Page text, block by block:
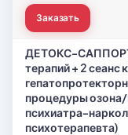
Заказать
ДЕТОКС-
терапий + 2 сеанс
процедуры озона/
психиатра-
психотерапевта)